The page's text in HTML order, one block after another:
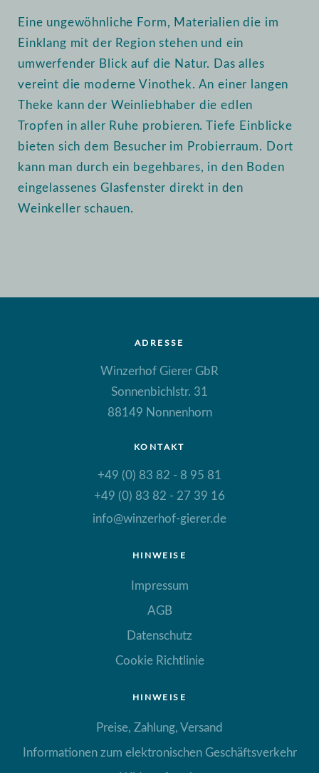
Eine ungewöhnliche Form, Materialien die im
Einklang mit der Region stehen und ein
umwerfender Blick auf die Natur. Das alles
vereint die moderne Vinothek. An einer langen
Theke kann der Weinliebhaber die edlen
Tropfen in aller Ruhe probieren. Tiefe Einblicke
bieten sich dem Besucher im Probierraum. Dort
kann man durch ein begehbares, in den Boden
eingelassenes Glasfenster direkt in den
Weinkeller schauen.
ADRESSE
Winzerhof Gierer GbR
Sonnenbichlstr. 31
88149 Nonnenhorn
KONTAKT
+49 (0) 83 82 - 8 95 81
+49 (0) 83 82 - 27 39 16
info@winzerhof-gierer.de
HINWEISE
Impressum
AGB
Datenschutz
Cookie Richtlinie
HINWEISE
Preise, Zahlung, Versand
Informationen zum elektronischen Geschäftsverkehr